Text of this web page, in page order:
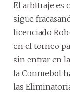
El arbitraje es
sigue
licenciado
en el torneo
sin entrar en
la Conmebol
las